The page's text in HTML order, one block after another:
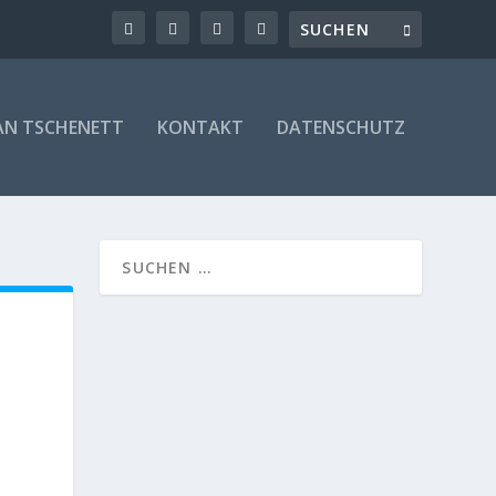
TSCHENETT KONTAKT DATENSCHUTZ